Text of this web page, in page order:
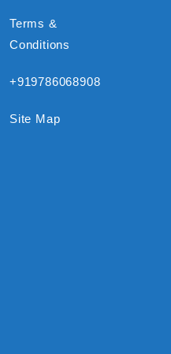
Terms &
Conditions
+919786068908
Site Map